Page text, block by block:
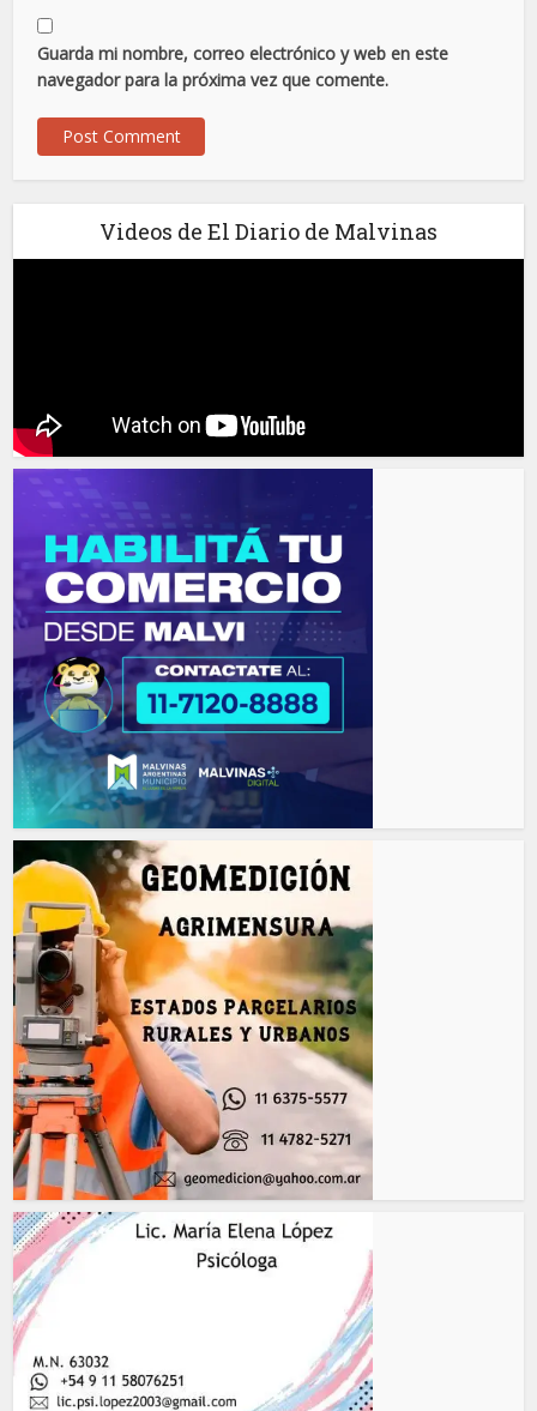
Guarda mi nombre, correo electrónico y web en este
navegador para la próxima vez que comente.
Videos de El Diario de Malvinas